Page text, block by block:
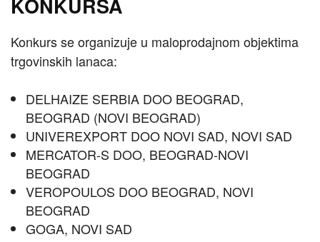
KONKURSA
Konkurs se organizuje u maloprodajnom objektima
trgovinskih lanaca:
DELHAIZE SERBIA DOO BEOGRAD,
BEOGRAD (NOVI BEOGRAD)
UNIVEREXPORT DOO NOVI SAD, NOVI SAD
MERCATOR-S DOO, BEOGRAD-NOVI
BEOGRAD
VEROPOULOS DOO BEOGRAD, NOVI
BEOGRAD
GOGA, NOVI SAD